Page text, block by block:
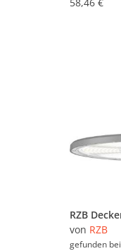
von RZB
gefunden bei